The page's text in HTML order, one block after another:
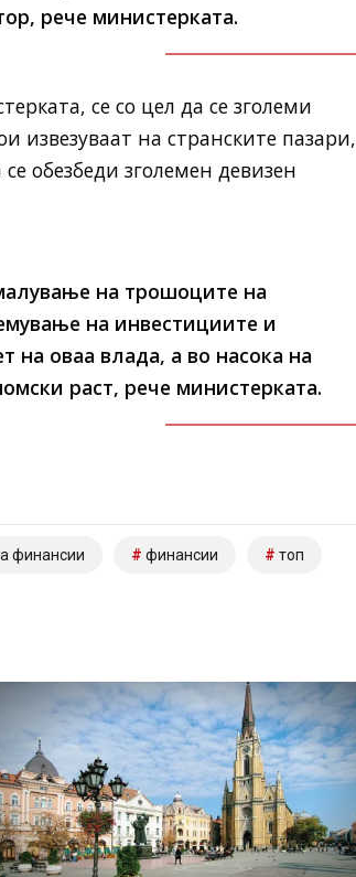
рече министерката.
се со цел да се зголеми
на странските пазари,
обезбеди зголемен девизен
на трошоците на
на инвестициите и
на оваа влада, а во насока на
раст, рече министерката.
финансии финансии топ